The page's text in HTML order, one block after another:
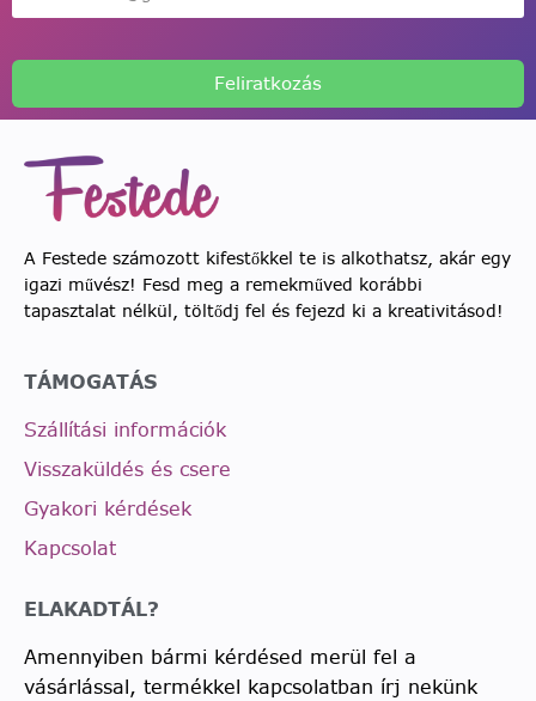
Feliratkozás
A Festede számozott kifestőkkel te is alkothatsz, akár egy
igazi művész! Fesd meg a remekműved korábbi
tapasztalat nélkül, töltődj fel és fejezd ki a kreativitásod!
TÁMOGATÁS
Szállítási információk
Visszaküldés és csere
Gyakori kérdések
Kapcsolat
ELAKADTÁL?
Amennyiben bármi kérdésed merül fel a
vásárlással, termékkel kapcsolatban írj nekünk